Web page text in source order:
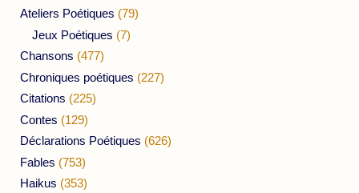
Ateliers Poétiques (79)
Jeux Poétiques (7)
Chansons (477)
Chroniques poétiques (227)
Citations (225)
Contes (129)
Déclarations Poétiques (626)
Fables (753)
Haikus (353)